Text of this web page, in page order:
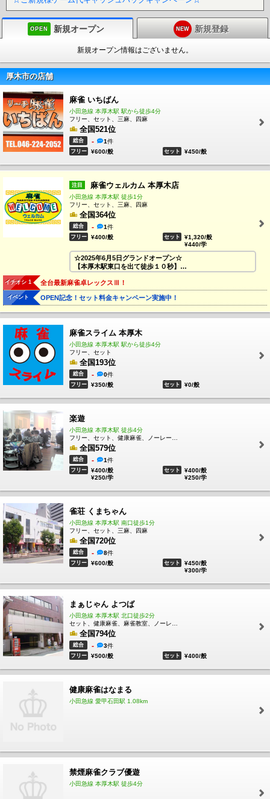
OPEN 新規オープン NEW 新規登録
新規オープン情報はございません。
厚木市の店舗
麻雀 いちばん
小田急線 本厚木駅 駅から徒歩4分
フリー、セット、三麻、四麻
全国521位
総合 - 1件
フリー ¥600/般 セット ¥450/般
注目 麻雀ウェルカム 本厚木店
小田急線 本厚木駅 徒歩1分
フリー、セット、三麻、四麻
全国364位
総合 - 1件
フリー ¥400/般 セット
¥1,320/般
¥440/学
☆2025年6月5日グランドオープン☆
【本厚木駅東口を出て徒歩１０秒】
全国チェーンの安心オーソドックスルール
＊ヨンマとサンマのお店です＊
★全台最新レックス３、喫煙ブース完備の綺麗なお店です
✨ご新規様は１０ゲームサービス券配布中✨
全国麻雀ランキング【麻雀の頂】導入店！
自動で成績登録、管理はお任せで
対局結果のグラフ化、全ユーザーの成績をランキング化出
来ちゃいます🎵
イチオシ 1 全台最新麻雀卓レックスⅢ！
イベント OPEN記念！セット料金キャンペーン実施中！
麻雀スライム 本厚木
小田急線 本厚木駅 駅から徒歩4分
フリー、セット
全国193位
総合 - 0件
フリー ¥350/般 セット ¥0/般
楽遊
小田急線 本厚木駅 徒歩4分
全国579位
総合 - 1件
フリー
¥400/般
¥250/学
セット
¥400/般
¥250/学
雀荘 くまちゃん
小田急線 本厚木駅 南口徒歩1分
フリー、セット、三麻、四麻
全国720位
総合 - 8件
フリー ¥600/般 セット
¥450/般
¥300/学
まぁじゃん よつば
小田急線 本厚木駅 北口徒歩2分
全国794位
総合 - 3件
フリー ¥500/般 セット ¥400/般
健康麻雀はなまる
小田急線 愛甲石田駅 1.08km
禁煙麻雀クラブ優遊
小田急線 本厚木駅 徒歩4分